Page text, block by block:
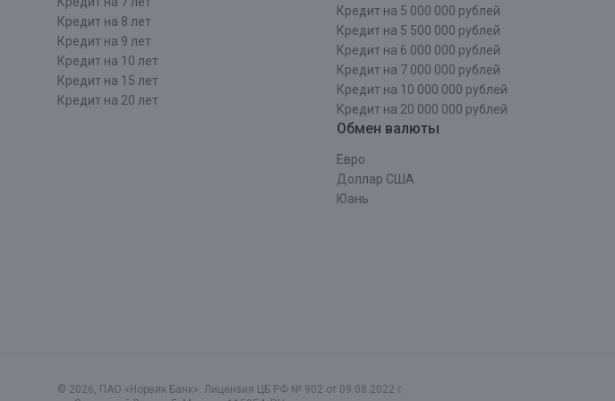
Кредит на 8 лет
Кредит на 9 лет
Кредит на 10 лет
Кредит на 15 лет
Кредит на 20 лет
Кредит на 5 000 000 рублей
Кредит на 5 500 000 рублей
Кредит на 6 000 000 рублей
Кредит на 7 000 000 рублей
Кредит на 10 000 000 рублей
Кредит на 20 000 000 рублей
Обмен валюты
Евро
Доллар США
Юань
© 2026, ПАО «Норвик Банк». Лицензия ЦБ РФ № 902 от 09.08.2022 г.